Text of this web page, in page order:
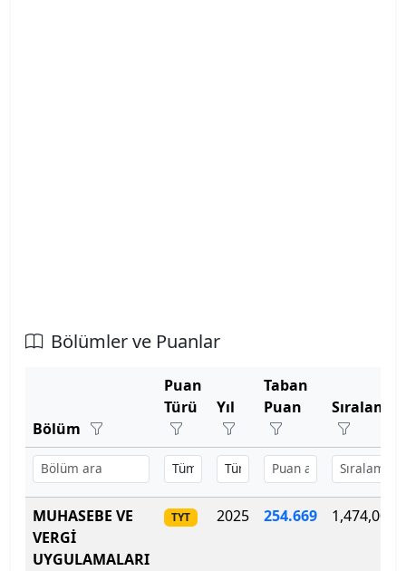
Bartın Üniversitesi
Başkent Üniversitesi
Başkent Üniversitesi
Başkent Üniversitesi
Bölümler ve Puanlar
Bölüm
Puan
Türü
Yıl
Taban
Puan
Sıralama
MUHASEBE VE
VERGİ
UYGULAMALARI
TYT 2025 254.669 1,474,000